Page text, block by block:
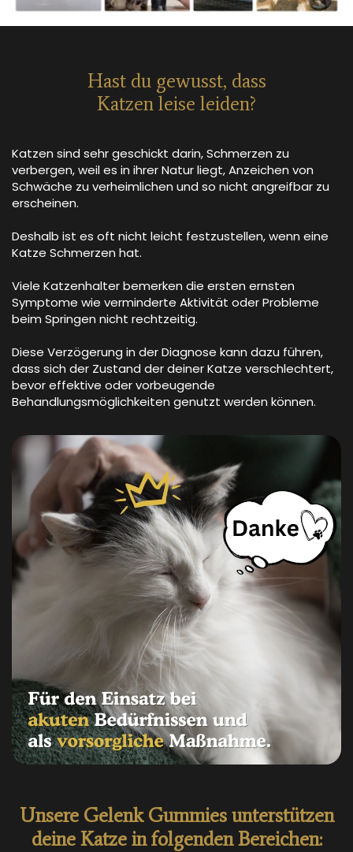
Hast du gewusst, dass
Katzen leise leiden?
Katzen sind sehr geschickt darin, Schmerzen zu
verbergen, weil es in ihrer Natur liegt, Anzeichen von
Schwäche zu verheimlichen und so nicht angreifbar zu
erscheinen.
Deshalb ist es oft nicht leicht festzustellen, wenn eine
Katze Schmerzen hat.
Viele Katzenhalter bemerken die ersten ernsten
Symptome wie verminderte Aktivität oder Probleme
beim Springen nicht rechtzeitig.
Diese Verzögerung in der Diagnose kann dazu führen,
dass sich der Zustand der deiner Katze verschlechtert,
bevor effektive oder vorbeugende
Behandlungsmöglichkeiten genutzt werden können.
Unsere Gelenk Gummies unterstützen
deine Katze in folgenden Bereichen: